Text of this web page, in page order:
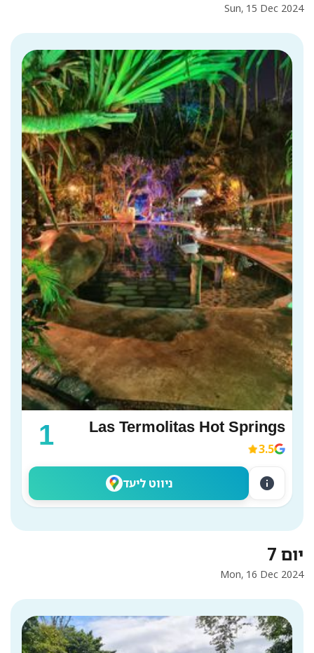
Sun, 15 Dec 2024
1 Las Termolitas Hot Springs
3.5
ניווט ליעד info
יום 7
Mon, 16 Dec 2024